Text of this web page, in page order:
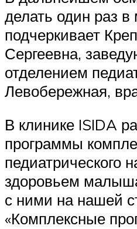
делать один раз в
подчеркивает
Сергеевна,
отделением
Левобережная,
В клинике ISIDA
программы
педиатрического
здоровьем
с ними на нашей
«Комплексные